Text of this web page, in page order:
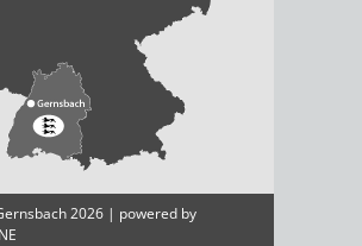
2026 | powered by